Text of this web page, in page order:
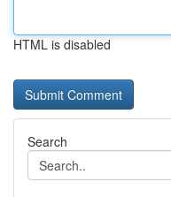
HTML is disabled
Search